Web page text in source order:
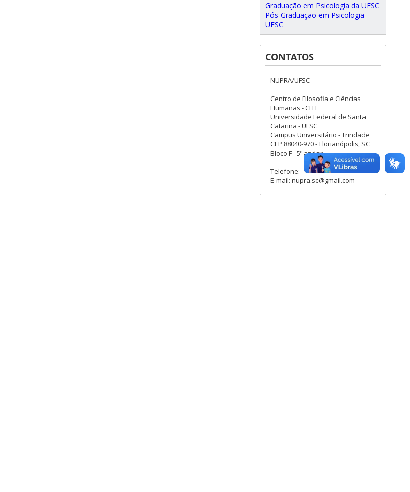
Graduação em Psicologia da UFSC
Pós-Graduação em Psicologia
UFSC
CONTATOS
NUPRA/UFSC
Centro de Filosofia e Ciências
Humanas - CFH
Universidade Federal de Santa
Catarina - UFSC
Campus Universitário - Trindade
CEP 88040-970 - Florianópolis, SC
Bloco F - 5º andar
Telefone:
E-mail: nupra.sc@gmail.com